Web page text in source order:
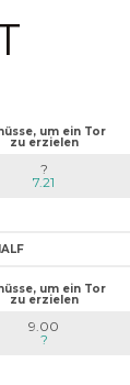
um ein Tor
zu erzielen
?
7.21
um ein Tor
zu erzielen
9.00
?